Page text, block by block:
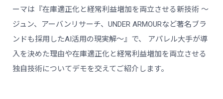
ーマは『在庫適正化と経常利益増加を両立させる新技術 〜
ジュン、アーバンリサーチ、UNDER ARMOURなど著名ブラ
ンドも採用したAI活用の現実解〜』で、 アパレル大手が導
入を決めた理由や在庫適正化と経常利益増加を両立させる
独自技術についてデモを交えてご紹介します。